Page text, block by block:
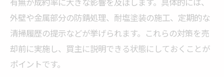
外壁や金属部分の防錆処理、耐塩塗装の施工、定期的な
清掃履歴の提示などが挙げられます。これらの対策を売
却前に実施し、買主に説明できる状態にしておくことが
ポイントです。